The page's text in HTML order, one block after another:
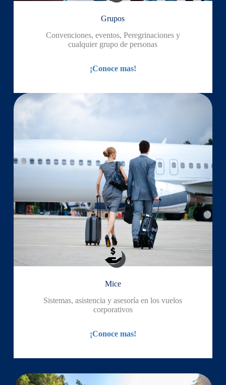
Grupos
Convenciones, eventos, Peregrinaciones y
cualquier grupo de personas
¡Conoce mas!
Mice
Sistemas, asistencia y asesoría en los vuelos
corporativos
¡Conoce mas!